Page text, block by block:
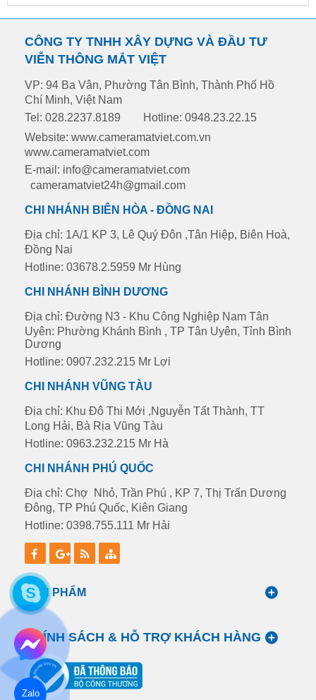
CÔNG TY TNHH XÂY DỰNG VÀ ĐẦU TƯ
VIỄN THÔNG MẮT VIỆT
VP: 94 Ba Vân, Phường Tân Bình, Thành Phố Hồ
Chí Minh, Việt Nam
Tel: 028.2237.8189
Hotline: 0948.23.22.15
Website: www.cameramatviet.com.vn
www.cameramatviet.com
E-mail: info@cameramatviet.com
cameramatviet24h@gmail.com
CHI NHÁNH BIÊN HÒA - ĐỒNG NAI
Địa chỉ: 1A/1 KP 3, Lê Quý Đôn ,Tân Hiệp, Biên Hoà,
Đồng Nai
Hotline: 03678.2.5959 Mr Hùng
CHI NHÁNH BÌNH DƯƠNG
Địa chỉ: Đường N3 - Khu Công Nghiệp Nam Tân
Uyên: Phường Khánh Bình , TP Tân Uyên, Tỉnh Bình
Dương
Hotline: 0907.232.215 Mr Lợi
CHI NHÁNH VŨNG TÀU
Địa chỉ: Khu Đô Thi Mới ,Nguyễn Tất Thành, TT
Long Hải, Bà Rịa Vũng Tàu
Hotline: 0963.232.215 Mr Hà
CHI NHÁNH PHÚ QUỐC
Địa chỉ: Chợ Nhỏ, Trần Phú , KP 7, Thị Trấn Dương
Đông, TP Phú Quốc, Kiên Giang
Hotline: 0398.755.111 Mr Hải
SẢN PHẨM
CHÍNH SÁCH & HỖ TRỢ KHÁCH HÀNG
Zalo